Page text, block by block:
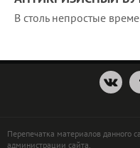
В столь непростые
Перепечатка материалов данного
администрации сайта.